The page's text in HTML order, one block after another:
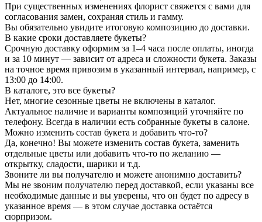
При существенных изменениях флорист свяжется с вами для
согласования замен, сохраняя стиль и гамму.
Вы обязательно увидите итоговую композицию до доставки.
В какие сроки доставляете букеты?
Срочную доставку оформим за 1–4 часа после оплаты, иногда
и за 10 минут — зависит от адреса и сложности букета. Заказы
на точное время привозим в указанный интервал, например, с
13:00 до 14:00.
В каталоге, это все букеты?
Нет, многие сезонные цветы не включены в каталог.
Актуальное наличие и варианты композиций уточняйте по
телефону. Всегда в наличии есть собранные букеты в салоне.
Можно изменить состав букета и добавить что-то?
Да, конечно! Вы можете изменить состав букета, заменить
отдельные цветы или добавить что-то по желанию —
открытку, сладости, шарики и т.д.
Звоните ли вы получателю и можете анонимно доставить?
Мы не звоним получателю перед доставкой, если указаны все
необходимые данные и вы уверены, что он будет по адресу в
указанное время — в этом случае доставка остаётся
сюрпризом.